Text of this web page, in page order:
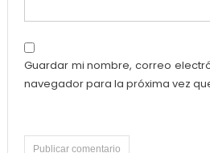
Guardar mi nombre, correo
navegador para la próxima vez